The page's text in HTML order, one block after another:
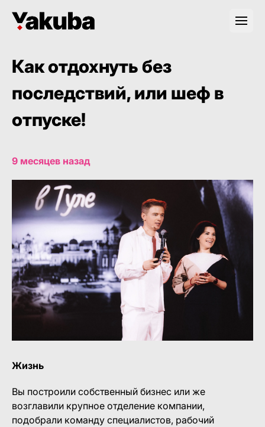
Как отдохнуть без
последствий, или шеф в
отпуске!
9 месяцев назад
Жизнь
Вы построили собственный бизнес или же
возглавили крупное отделение компании,
подобрали команду специалистов, рабочий